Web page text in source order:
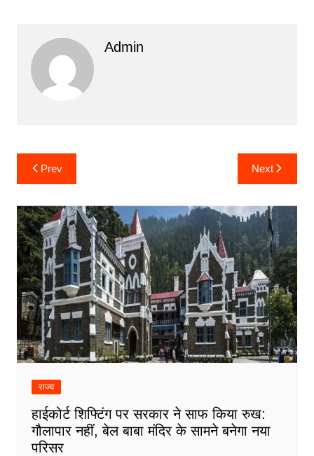
Admin
Post
navigation
Prev Next
राज्य
हाईकोर्ट शिफ्टिंग पर सरकार ने साफ किया रुख:
गौलापार नहीं, बेल बाबा मंदिर के सामने बनेगा नया
परिसर